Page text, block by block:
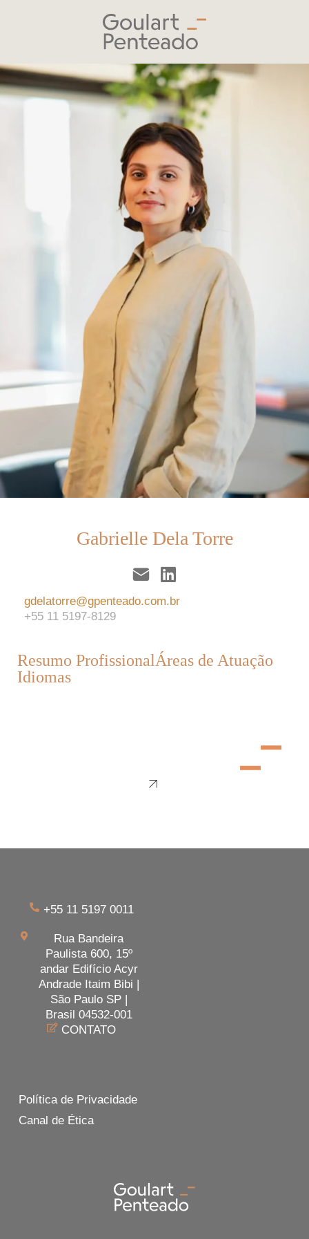
Gabrielle Dela Torre
gdelatorre@gpenteado.com.br
+55 11 5197-8129
Resumo ProfissionalÁreas de Atuação
Idiomas
+55 11 5197 0011
Rua Bandeira
Paulista 600, 15º
andar Edifício Acyr
Andrade Itaim Bibi |
São Paulo SP |
Brasil 04532-001
CONTATO
Política de Privacidade
Canal de Ética